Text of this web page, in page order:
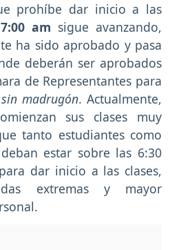
prohíbe dar inicio a las
am sigue avanzando,
ha sido aprobado y pasa
deberán ser aprobados
de Representantes para
madrugón. Actualmente,
sus clases muy
tanto estudiantes como
estar sobre las 6:30
dar inicio a las clases,
extremas y mayor